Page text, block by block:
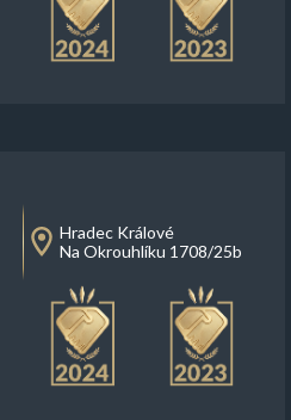
Hradec Králové
Na Okrouhlíku 1708/25b